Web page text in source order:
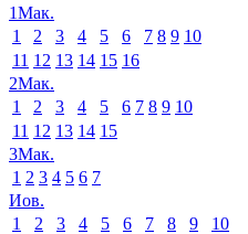
1Мак.
1
2 3 4 5 6 7 8 9 10
11 12 13 14 15 16
2Мак.
1
2 3 4 5 6 7 8 9 10
11 12 13 14 15
3Мак.
1 2 3 4 5 6 7
Иов.
1
2 3 4 5 6 7 8 9
10